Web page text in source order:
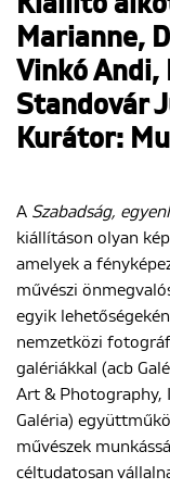
Marianne,
Vinkó
Standovár
Kurátor:
A Szabadság,
kiállításon olyan
amelyek a
művészi
egyik
nemzetközi
galériákkal (acb
Art & Photography,
Galéria)
művészek
céltudatosan